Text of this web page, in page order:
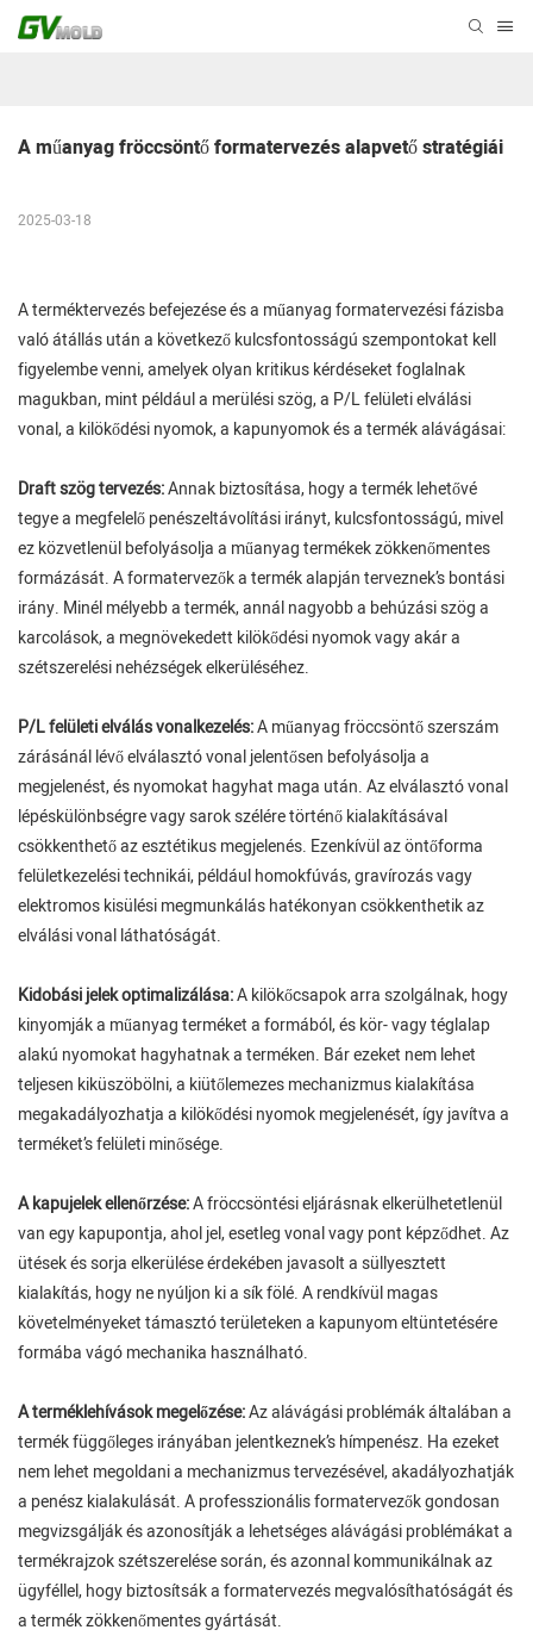
A műanyag fröccsöntő formatervezés alapvető stratégiái
2025-03-18
A terméktervezés befejezése és a műanyag formatervezési fázisba
való átállás után a következő kulcsfontosságú szempontokat kell
figyelembe venni, amelyek olyan kritikus kérdéseket foglalnak
magukban, mint például a merülési szög, a P/L felületi elválási
vonal, a kilökődési nyomok, a kapunyomok és a termék alávágásai:
Draft szög tervezés:Annak biztosítása, hogy a termék lehetővé
tegye a megfelelő penészeltávolítási irányt, kulcsfontosságú, mivel
ez közvetlenül befolyásolja a műanyag termékek zökkenőmentes
formázását. A formatervezők a termék alapján terveznek’s bontási
irány. Minél mélyebb a termék, annál nagyobb a behúzási szög a
karcolások, a megnövekedett kilökődési nyomok vagy akár a
szétszerelési nehézségek elkerüléséhez.
P/L felületi elválás vonalkezelés:A műanyag fröccsöntő szerszám
zárásánál lévő elválasztó vonal jelentősen befolyásolja a
megjelenést, és nyomokat hagyhat maga után. Az elválasztó vonal
lépéskülönbségre vagy sarok szélére történő kialakításával
csökkenthető az esztétikus megjelenés. Ezenkívül az öntőforma
felületkezelési technikái, például homokfúvás, gravírozás vagy
elektromos kisülési megmunkálás hatékonyan csökkenthetik az
elválási vonal láthatóságát.
Kidobási jelek optimalizálása:A kilökőcsapok arra szolgálnak, hogy
kinyomják a műanyag terméket a formából, és kör- vagy téglalap
alakú nyomokat hagyhatnak a terméken. Bár ezeket nem lehet
teljesen kiküszöbölni, a kiütőlemezes mechanizmus kialakítása
megakadályozhatja a kilökődési nyomok megjelenését, így javítva a
terméket’s felületi minősége.
A kapujelek ellenőrzése:A fröccsöntési eljárásnak elkerülhetetlenül
van egy kapupontja, ahol jel, esetleg vonal vagy pont képződhet. Az
ütések és sorja elkerülése érdekében javasolt a süllyesztett
kialakítás, hogy ne nyúljon ki a sík fölé. A rendkívül magas
követelményeket támasztó területeken a kapunyom eltüntetésére
formába vágó mechanika használható.
A terméklehívások megelőzése:Az alávágási problémák általában a
termék függőleges irányában jelentkeznek’s hímpenész. Ha ezeket
nem lehet megoldani a mechanizmus tervezésével, akadályozhatják
a penész kialakulását. A professzionális formatervezők gondosan
megvizsgálják és azonosítják a lehetséges alávágási problémákat a
termékrajzok szétszerelése során, és azonnal kommunikálnak az
ügyféllel, hogy biztosítsák a formatervezés megvalósíthatóságát és
a termék zökkenőmentes gyártását.